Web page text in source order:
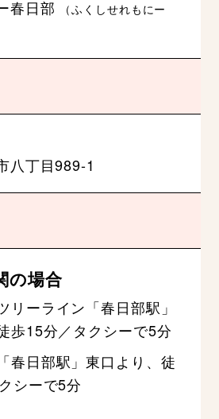
春日部
（ふくしせれもにー
八丁目989-1
の場合
リーライン「春日部駅」
歩15分／タクシーで5分
春日部駅」東口より、徒
シーで5分